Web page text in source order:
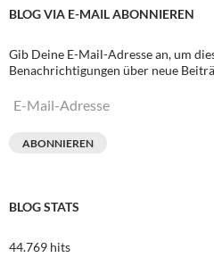
BLOG VIA E-MAIL ABONNIEREN
Gib Deine E-Mail-Adresse an, um
Benachrichtigungen über neue
E-
ABONNIEREN
BLOG STATS
44.769 hits